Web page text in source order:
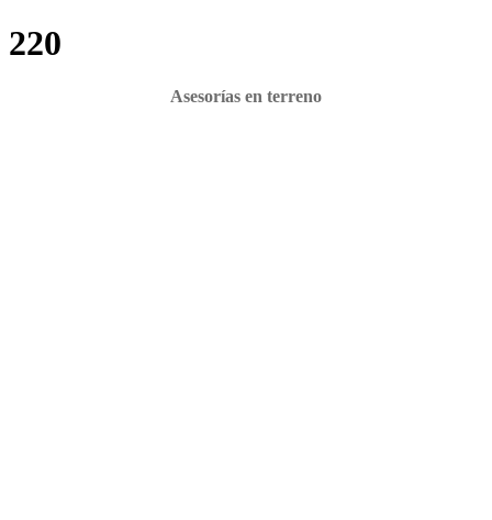
220
Asesorías en terreno